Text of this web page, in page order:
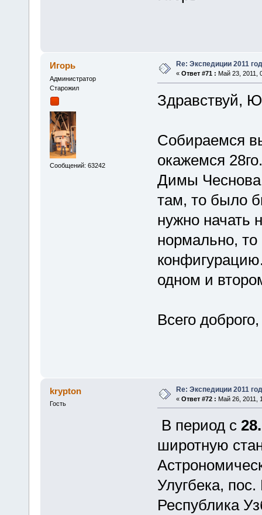
Игорь
Администратор
Старожил
Сообщений: 63242
Re: Экспедиции 2011
« Ответ #71 : Май 23, 2011,
Здравствуй,
Собираемся
окажемся
Димы
там, то было
нужно начать
нормально,
одном и
Всего
krypton
Гость
Re: Экспедиции 2011
« Ответ #72 : Май 26, 2011,
В период с
широтную
Улугбека,
Республика